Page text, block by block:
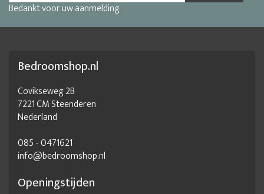
Bedankt voor uw aanmelding
Bedroomshop.nl
Covikseweg 2B
7221 CM Steenderen
Nederland
085 - 0471621
info@bedroomshop.nl
Openingstijden